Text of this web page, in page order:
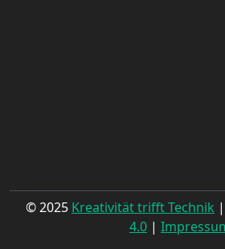
© 2025 Kreativität trifft Technik
4.0 |